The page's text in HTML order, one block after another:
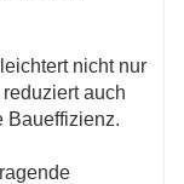
nicht nur
auch
Baueffizienz.